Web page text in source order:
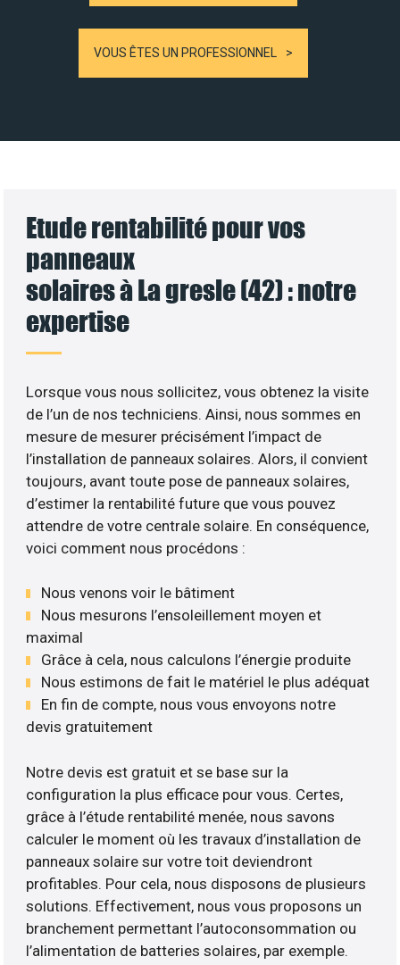
VOUS ÊTES UN PROFESSIONNEL
Etude rentabilité pour vos
panneaux
solaires à La gresle (42) : notre
expertise
Lorsque vous nous sollicitez, vous obtenez la visite
de l’un de nos techniciens. Ainsi, nous sommes en
mesure de mesurer précisément l’impact de
l’installation de panneaux solaires. Alors, il convient
toujours, avant toute pose de panneaux solaires,
d’estimer la rentabilité future que vous pouvez
attendre de votre centrale solaire. En conséquence,
voici comment nous procédons :
Nous venons voir le bâtiment
Nous mesurons l’ensoleillement moyen et
maximal
Grâce à cela, nous calculons l’énergie produite
Nous estimons de fait le matériel le plus adéquat
En fin de compte, nous vous envoyons notre
devis gratuitement
Notre devis est gratuit et se base sur la
configuration la plus efficace pour vous. Certes,
grâce à l’étude rentabilité menée, nous savons
calculer le moment où les travaux d’installation de
panneaux solaire sur votre toit deviendront
profitables. Pour cela, nous disposons de plusieurs
solutions. Effectivement, nous vous proposons un
branchement permettant l’autoconsommation ou
l’alimentation de batteries solaires, par exemple.